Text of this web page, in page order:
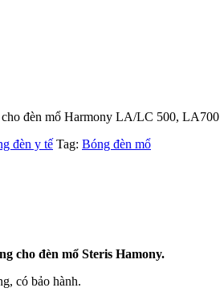
đèn mổ Harmony LA/LC 500, LA700
đèn y tế Tag: Bóng đèn mổ
cho đèn mổ Steris Hamony.
có bảo hành.